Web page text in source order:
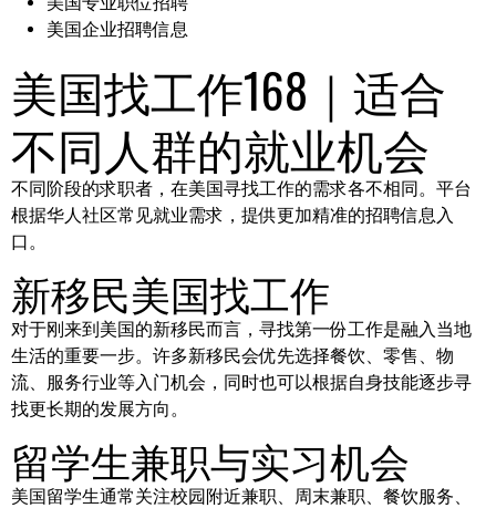
美国企业招聘信息
美国找工作168｜适合
不同人群的就业机会
不同阶段的求职者，在美国寻找工作的需求各不相同。平台
根据华人社区常见就业需求，提供更加精准的招聘信息入
口。
新移民美国找工作
对于刚来到美国的新移民而言，寻找第一份工作是融入当地
生活的重要一步。许多新移民会优先选择餐饮、零售、物
流、服务行业等入门机会，同时也可以根据自身技能逐步寻
找更长期的发展方向。
留学生兼职与实习机会
美国留学生通常关注校园附近兼职、周末兼职、餐饮服务、